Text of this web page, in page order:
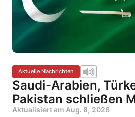
Aktuelle Nachrichten
Saudi-Arabien,
Pakistan schließen
Aktualisiert am Aug. 8, 2026